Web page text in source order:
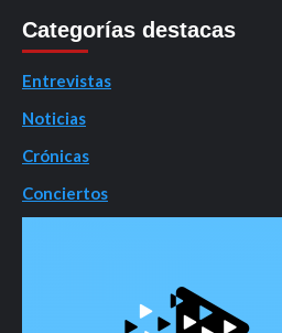
Categorías destacas
Entrevistas
Noticias
Crónicas
Conciertos